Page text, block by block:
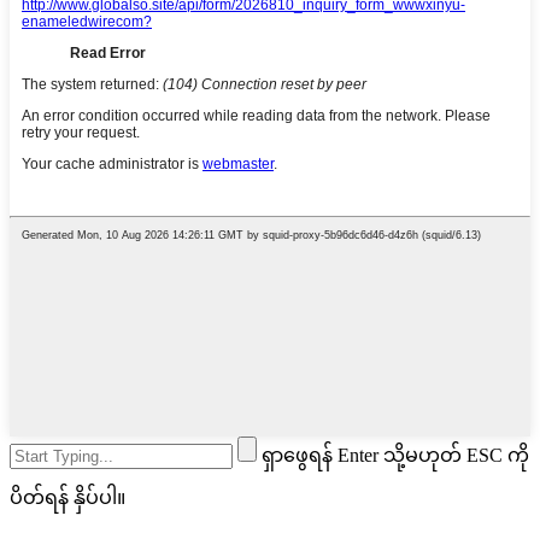
ရှာဖွေရန် Enter သို့မဟုတ် ESC ကို
ပိတ်ရန် နှိပ်ပါ။